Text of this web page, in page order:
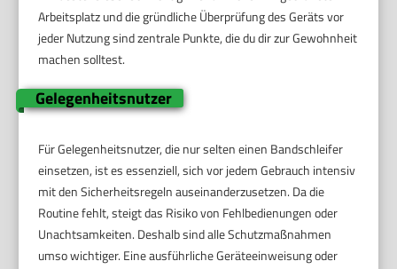
Arbeitsplatz und die gründliche Überprüfung des Geräts vor
jeder Nutzung sind zentrale Punkte, die du dir zur Gewohnheit
machen solltest.
Gelegenheitsnutzer
Für Gelegenheitsnutzer, die nur selten einen Bandschleifer
einsetzen, ist es essenziell, sich vor jedem Gebrauch intensiv
mit den Sicherheitsregeln auseinanderzusetzen. Da die
Routine fehlt, steigt das Risiko von Fehlbedienungen oder
Unachtsamkeiten. Deshalb sind alle Schutzmaßnahmen
umso wichtiger. Eine ausführliche Geräteeinweisung oder